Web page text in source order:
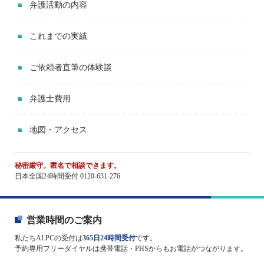
弁護活動の内容
これまでの実績
ご依頼者直筆の体験談
弁護士費用
地図・アクセス
秘密厳守。匿名で相談できます。
日本全国24時間受付 0120-631-276
営業時間のご案内
私たちALPCの受付は365日24時間受付です。
予約専用フリーダイヤルは携帯電話・PHSからもお電話がつながります。